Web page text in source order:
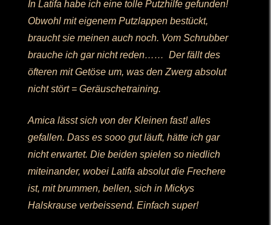
In Latifa habe ich eine tolle Putzhilfe gefunden!
Obwohl mit eigenem Putzlappen bestückt,
braucht sie meinen auch noch. Vom Schrubber
brauche ich gar nicht reden…… Der fällt des
öfteren mit Getöse um, was den Zwerg absolut
nicht stört = Geräuschetraining.
Amica lässt sich von der Kleinen fast! alles
gefallen. Dass es sooo gut läuft, hätte ich gar
nicht erwartet. Die beiden spielen so niedlich
miteinander, wobei Latifa absolut die Frechere
ist, mit brummen, bellen, sich in Mickys
Halskrause verbeissend. Einfach super!